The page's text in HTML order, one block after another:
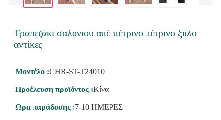
Τραπεζάκι σαλονιού από πέτρινο πέτρινο ξύλο
αντίκες
Μοντέλο :CHR-ST-T24010
Προέλευση προϊόντος :Κίνα
Ωρα παράδοσης :7-10 ΗΜΕΡΕΣ